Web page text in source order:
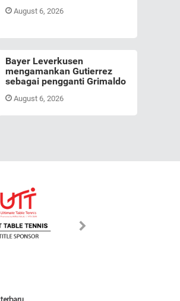
August 6, 2026
Bayer Leverkusen
mengamankan Gutierrez
sebagai pengganti Grimaldo
August 6, 2026